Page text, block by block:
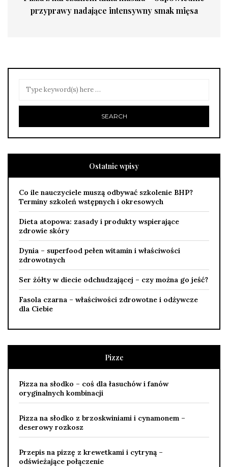
przyprawy nadające intensywny smak mięsa
Ostatnie wpisy
Co ile nauczyciele muszą odbywać szkolenie BHP?
Terminy szkoleń wstępnych i okresowych
Dieta atopowa: zasady i produkty wspierające
zdrowie skóry
Dynia – superfood pełen witamin i właściwości
zdrowotnych
Ser żółty w diecie odchudzającej – czy można go jeść?
Fasola czarna – właściwości zdrowotne i odżywcze
dla Ciebie
Pizze
Pizza na słodko – coś dla łasuchów i fanów
oryginalnych kombinacji
Pizza na słodko z brzoskwiniami i cynamonem –
deserowy rozkosz
Przepis na pizzę z krewetkami i cytryną –
odświeżające połączenie